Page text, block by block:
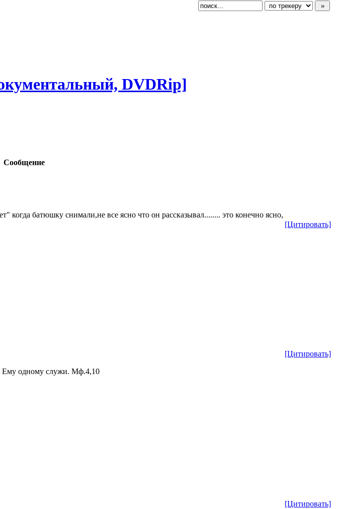
​ый, DVDRip]
Сообщение
[Цитировать]
когда батюшку снимали,не все ясно что он рассказывал........ это конечно ясно,
[Цитировать]
Ему одному служи. Мф.4,10
[Цитировать]